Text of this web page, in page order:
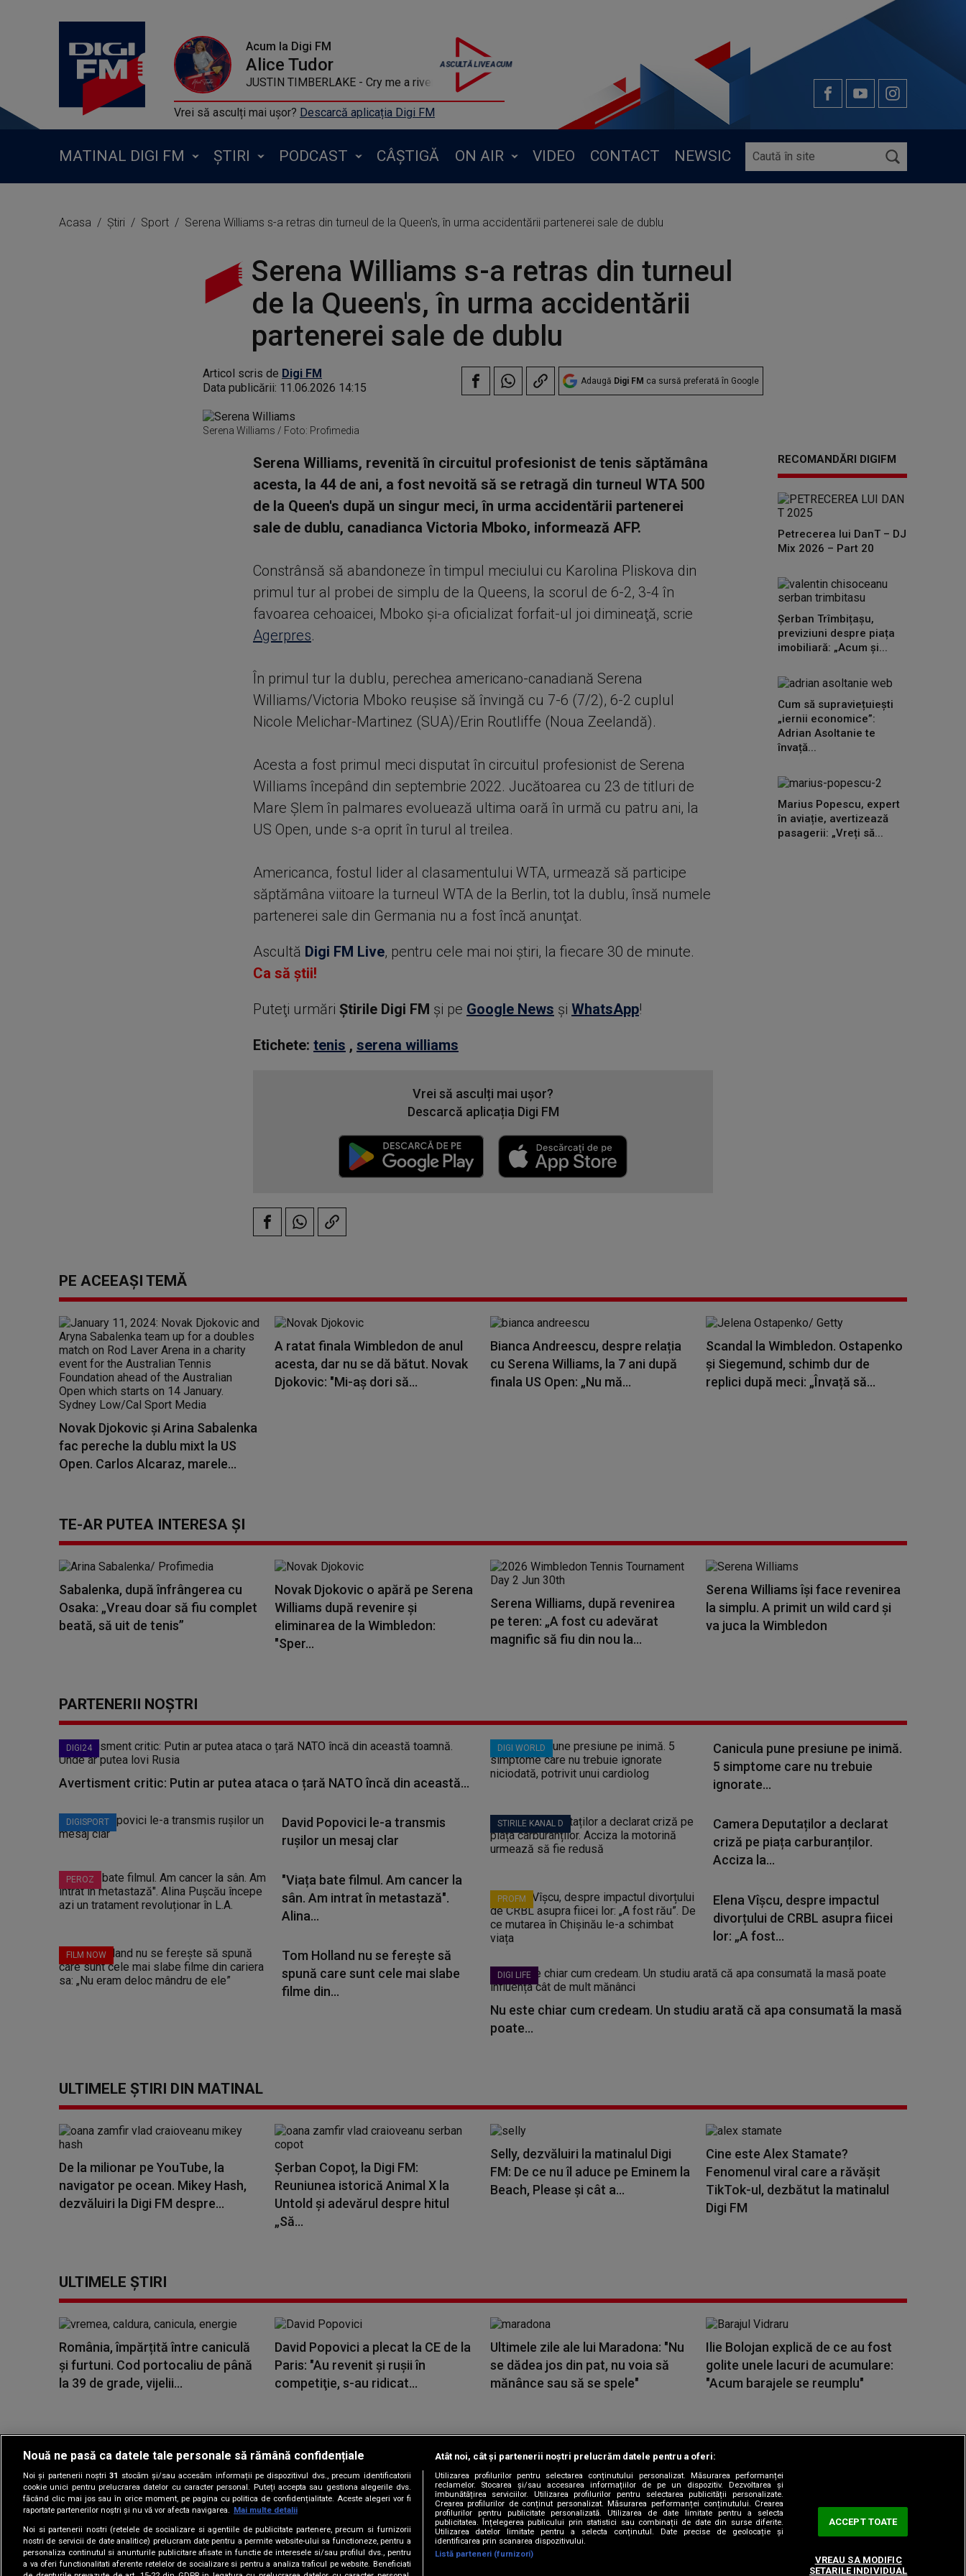
Acum la Digi FM
Alice Tudor
JUSTIN TIMBERLAKE - Cry me a river
Vrei să asculți mai ușor? Descarcă aplicația Digi FM
MATINAL DIGI FM ȘTIRI PODCAST CÂȘTIGĂ ON AIR VIDEO CONTACT NEWSIC
Acasa Știri Sport Serena Williams s-a retras din turneul de la Queen's, în urma accidentării partenerei sale de dublu
Serena Williams s-a retras din turneul
de la Queen's, în urma accidentării
partenerei sale de dublu
Articol scris de Digi FM
Data publicării: 11.06.2026 14:15 Adaugă Digi FM ca sursă preferată în Google
Serena Williams / Foto: Profimedia
Serena Williams, revenită în circuitul profesionist de tenis săptămâna
acesta, la 44 de ani, a fost nevoită să se retragă din turneul WTA 500
de la Queen's după un singur meci, în urma accidentării partenerei
sale de dublu, canadianca Victoria Mboko, informează AFP.
Constrânsă să abandoneze în timpul meciului cu Karolina Pliskova din
primul tur al probei de simplu de la Queens, la scorul de 6-2, 3-4 în
favoarea cehoaicei, Mboko şi-a oficializat forfait-ul joi dimineaţă, scrie
Agerpres.
În primul tur la dublu, perechea americano-canadiană Serena
Williams/Victoria Mboko reuşise să învingă cu 7-6 (7/2), 6-2 cuplul
Nicole Melichar-Martinez (SUA)/Erin Routliffe (Noua Zeelandă).
Acesta a fost primul meci disputat în circuitul profesionist de Serena
Williams începând din septembrie 2022. Jucătoarea cu 23 de titluri de
Mare Şlem în palmares evoluează ultima oară în urmă cu patru ani, la
US Open, unde s-a oprit în turul al treilea.
Americanca, fostul lider al clasamentului WTA, urmează să participe
săptămâna viitoare la turneul WTA de la Berlin, tot la dublu, însă numele
partenerei sale din Germania nu a fost încă anunţat.
Ascultă Digi FM Live, pentru cele mai noi știri, la fiecare 30 de minute.
Ca să știi!
Puteţi urmări Știrile Digi FM şi pe Google News şi WhatsApp!
Etichete: tenis , serena williams
Vrei să asculți mai ușor?
Descarcă aplicația Digi FM
RECOMANDĂRI DIGIFM
Petrecerea lui DanT – DJ
Mix 2026 – Part 20
Șerban Trîmbițașu,
previziuni despre piața
imobiliară: „Acum și...
Cum să supraviețuiești
„iernii economice”:
Adrian Asoltanie te
învață...
Marius Popescu, expert
în aviație, avertizează
pasagerii: „Vreți să...
PE ACEEAȘI TEMĂ
Novak Djokovic şi Arina Sabalenka
fac pereche la dublu mixt la US
Open. Carlos Alcaraz, marele...
A ratat finala Wimbledon de anul
acesta, dar nu se dă bătut. Novak
Djokovic: "Mi-aş dori să...
Bianca Andreescu, despre relația
cu Serena Williams, la 7 ani după
finala US Open: „Nu mă...
Scandal la Wimbledon. Ostapenko
și Siegemund, schimb dur de
replici după meci: „Învață să...
TE-AR PUTEA INTERESA ȘI
Sabalenka, după înfrângerea cu
Osaka: „Vreau doar să fiu complet
beată, să uit de tenis”
Novak Djokovic o apără pe Serena
Williams după revenire și
eliminarea de la Wimbledon:
"Sper...
Serena Williams, după revenirea
pe teren: „A fost cu adevărat
magnific să fiu din nou la...
Serena Williams îşi face revenirea
la simplu. A primit un wild card și
va juca la Wimbledon
PARTENERII NOȘTRI
DIGI24
Avertisment critic: Putin ar putea ataca o țară NATO încă din această...
DIGISPORT
David Popovici le-a transmis
rușilor un mesaj clar
PEROZ
"Viața bate filmul. Am cancer la
sân. Am intrat în metastază".
Alina...
FILM NOW
Tom Holland nu se ferește să
spună care sunt cele mai slabe
filme din...
DIGI WORLD
Canicula pune presiune pe inimă.
5 simptome care nu trebuie
ignorate...
STIRILE KANAL D
Camera Deputaților a declarat
criză pe piața carburanților.
Acciza la...
PROFM
Elena Vîșcu, despre impactul
divorțului de CRBL asupra fiicei
lor: „A fost...
DIGI LIFE
Nu este chiar cum credeam. Un studiu arată că apa consumată la masă
poate...
ULTIMELE ȘTIRI DIN MATINAL
De la milionar pe YouTube, la
navigator pe ocean. Mikey Hash,
dezvăluiri la Digi FM despre...
Șerban Copoț, la Digi FM:
Reuniunea istorică Animal X la
Untold și adevărul despre hitul
„Să...
Selly, dezvăluiri la matinalul Digi
FM: De ce nu îl aduce pe Eminem la
Beach, Please și cât a...
Cine este Alex Stamate?
Fenomenul viral care a răvășit
TikTok-ul, dezbătut la matinalul
Digi FM
ULTIMELE ȘTIRI
România, împărțită între caniculă
și furtuni. Cod portocaliu de până
la 39 de grade, vijelii...
David Popovici a plecat la CE de la
Paris: "Au revenit şi ruşii în
competiţie, s-au ridicat...
Ultimele zile ale lui Maradona: "Nu
se dădea jos din pat, nu voia să
mănânce sau să se spele"
Ilie Bolojan explică de ce au fost
golite unele lacuri de acumulare:
"Acum barajele se reumplu"
Copyright © 2026 / DIGI ROMANIA S.A.
Gestionați preferințele|Termeni și condiții |Politica de confidențialitate|Contact/Info| Codul etic|Sitemap
Urmărește-ne și pe
Nouă ne pasă ca datele tale personale să rămână confidențiale
Noi și partenerii noștri31 stocăm și/sau accesăm informații pe dispozitivul dvs., precum identificatorii
cookie unici pentru prelucrarea datelor cu caracter personal. Puteți accepta sau gestiona alegerile dvs.
făcând clic mai jos sau în orice moment, pe pagina cu politica de confidențialitate. Aceste alegeri vor fi
raportate partenerilor noștri și nu vă vor afecta navigarea. Mai multe detalii
Noi si partenerii nostri (retelele de socializare si agentiile de publicitate partenere, precum si furnizorii
nostri de servicii de date analitice) prelucram date pentru a permite website-ului sa functioneze, pentru a
personaliza continutul si anunturile publicitare afisate in functie de interesele si/sau profilul dvs., pentru
a va oferi functionalitati aferente retelelor de socializare si pentru a analiza traficul pe website. Beneficiati
Atât noi, cât și partenerii noștri prelucrăm datele pentru a oferi:
Utilizarea profilurilor pentru selectarea conținutului personalizat. Măsurarea performanței
reclamelor. Stocarea și/sau accesarea informațiilor de pe un dispozitiv. Dezvoltarea și
îmbunătățirea serviciilor. Utilizarea profilurilor pentru selectarea publicității personalizate.
Crearea profilurilor de conținut personalizat. Măsurarea performanței conținutului. Crearea
profilurilor pentru publicitate personalizată. Utilizarea de date limitate pentru a selecta
publicitatea. Înțelegerea publicului prin statistici sau combinații de date din surse diferite.
Utilizarea datelor limitate pentru a selecta conținutul. Date precise de geolocație și
identificarea prin scanarea dispozitivului.
Listă parteneri (furnizori)
ACCEPT TOATE
VREAU SA MODIFIC
SETARILE INDIVIDUAL